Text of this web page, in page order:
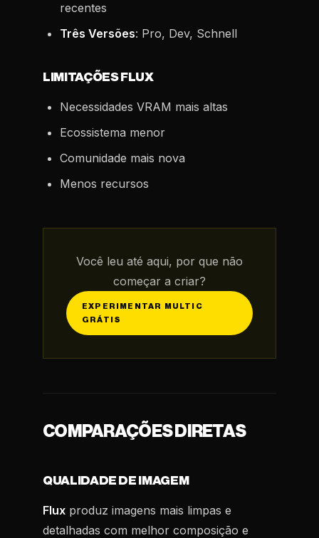
recentes
Três Versões: Pro, Dev, Schnell
LIMITAÇÕES FLUX
Necessidades VRAM mais altas
Ecossistema menor
Comunidade mais nova
Menos recursos
Você leu até aqui, por que não
começar a criar?
EXPERIMENTAR MULTIC
GRÁTIS
COMPARAÇÕES DIRETAS
QUALIDADE DE IMAGEM
Flux produz imagens mais limpas e
detalhadas com melhor composição e